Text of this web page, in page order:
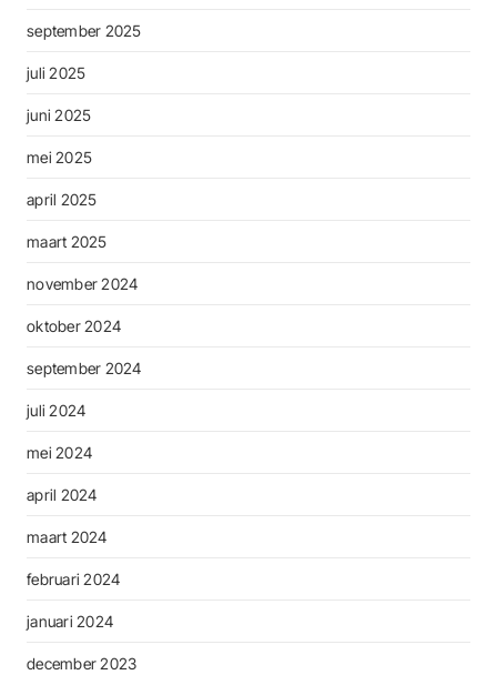
september 2025
juli 2025
juni 2025
mei 2025
april 2025
maart 2025
november 2024
oktober 2024
september 2024
juli 2024
mei 2024
april 2024
maart 2024
februari 2024
januari 2024
december 2023